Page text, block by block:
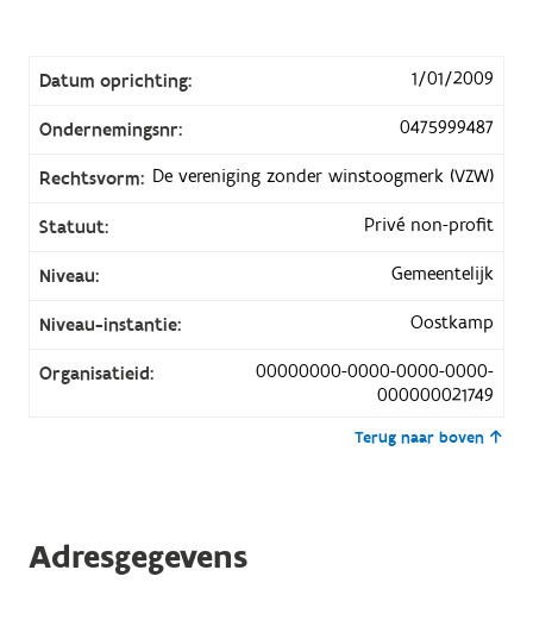
Datum oprichting: 1/01/2009
Ondernemingsnr: 0475999487
Rechtsvorm: De vereniging zonder winstoogmerk (VZW)
Statuut: Privé non-profit
Niveau: Gemeentelijk
Niveau-instantie: Oostkamp
Organisatieid:
00000000-0000-0000-0000-
000000021749
Terug naar boven
Adresgegevens